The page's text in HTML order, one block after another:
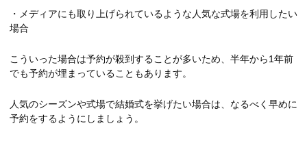
・メディアにも取り上げられているような人気な式場を利用したい
場合
こういった場合は予約が殺到することが多いため、半年から1年前
でも予約が埋まっていることもあります。
人気のシーズンや式場で結婚式を挙げたい場合は、なるべく早めに
予約をするようにしましょう。